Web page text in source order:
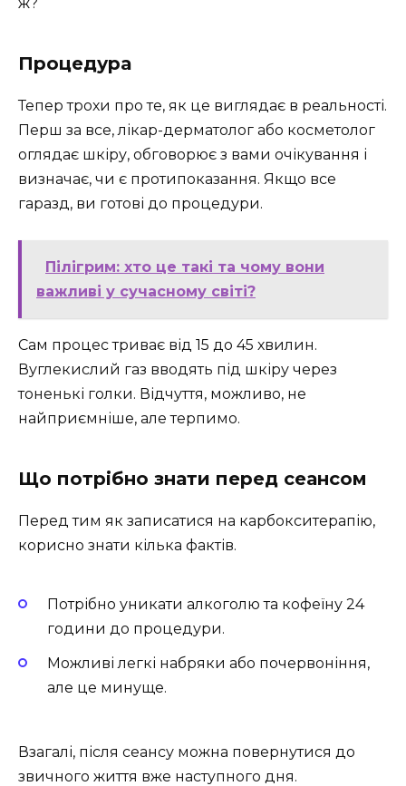
Процедура
Тепер трохи про те, як це виглядає в реальності.
Перш за все, лікар-дерматолог або косметолог
оглядає шкіру, обговорює з вами очікування і
визначає, чи є протипоказання. Якщо все
гаразд, ви готові до процедури.
Пілігрим: хто це такі та чому вони
важливі у сучасному світі?
Сам процес триває від 15 до 45 хвилин.
Вуглекислий газ вводять під шкіру через
тоненькі голки. Відчуття, можливо, не
найприємніше, але терпимо.
Що потрібно знати перед сеансом
Перед тим як записатися на карбокситерапію,
корисно знати кілька фактів.
Потрібно уникати алкоголю та кофеїну 24
години до процедури.
Можливі легкі набряки або почервоніння,
але це минуще.
Взагалі, після сеансу можна повернутися до
звичного життя вже наступного дня.